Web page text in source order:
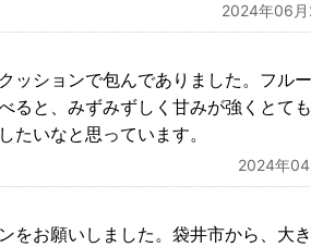
2024年06月
ッションで包んでありました。フル
ると、みずみずしく甘みが強くとて
いなと思っています。
2024年04
お願いしました。袋井市から、大